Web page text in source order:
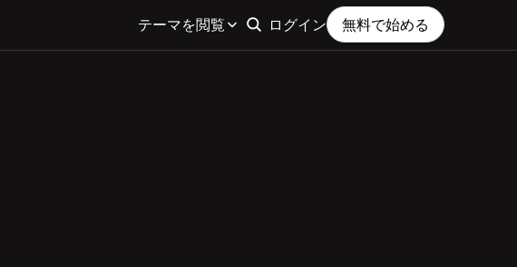
テーマを閲覧 ログイン 無料で始める